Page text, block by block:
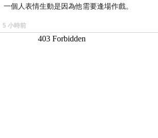
一個人表情生動是因為他需要逢場作戲。
5 小時前